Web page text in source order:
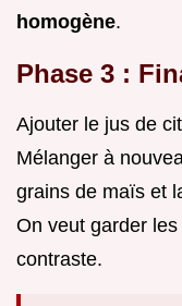
homogène.
Phase 3 :
Ajouter le jus de
Mélanger à
grains de maïs et
On veut garder
contraste.